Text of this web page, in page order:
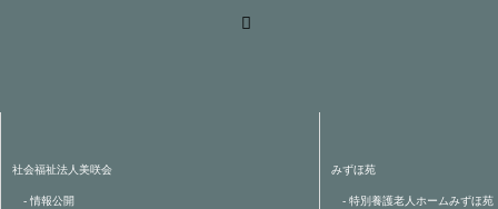
社会福祉法人美咲会
- 情報公開
みずほ苑
- 特別養護老人ホームみずほ苑